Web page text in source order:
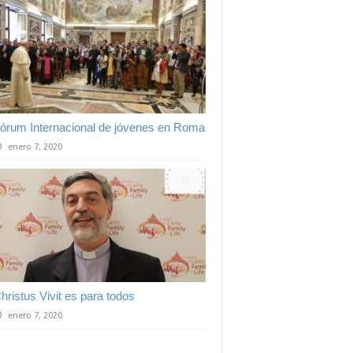
Internacional de jóvenes en Roma
enero 7, 2020
Vivit es para todos
enero 7, 2020